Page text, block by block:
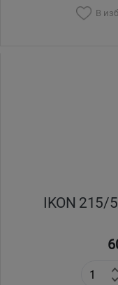
В
IKON 215/